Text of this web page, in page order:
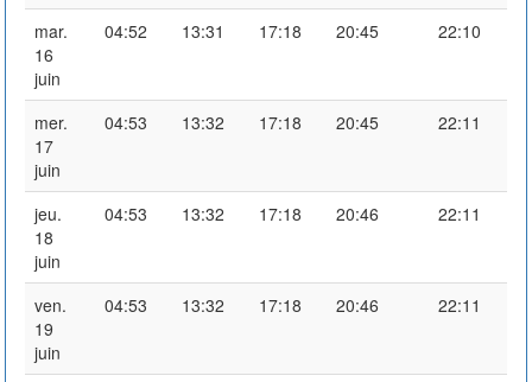
mar.
16
juin
04:52 13:31 17:18 20:45 22:10
mer.
17
juin
04:53 13:32 17:18 20:45 22:11
jeu.
18
juin
04:53 13:32 17:18 20:46 22:11
ven.
19
juin
04:53 13:32 17:18 20:46 22:11